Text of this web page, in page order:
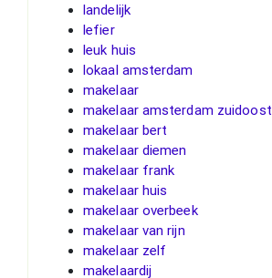
landelijk
lefier
leuk huis
lokaal amsterdam
makelaar
makelaar amsterdam zuidoost
makelaar bert
makelaar diemen
makelaar frank
makelaar huis
makelaar overbeek
makelaar van rijn
makelaar zelf
makelaardij